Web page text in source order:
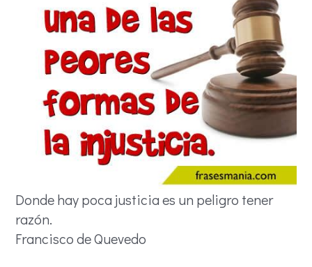
Donde hay poca justicia es un peligro tener
razón.
Francisco de Quevedo